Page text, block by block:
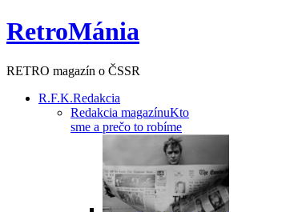
RetroMánia
RETRO magazín o ČSSR
R.F.K.Redakcia
Redakcia magazínuKto
sme a prečo to robíme